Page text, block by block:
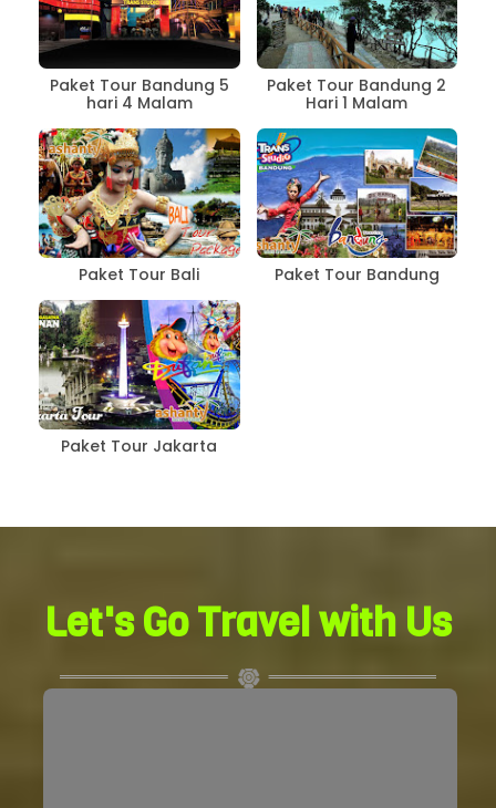
Paket Tour Bandung 5
hari 4 Malam
Paket Tour Bandung 2
Hari 1 Malam
Paket Tour Bali Paket Tour Bandung
Paket Tour Jakarta
Let's Go Travel with Us